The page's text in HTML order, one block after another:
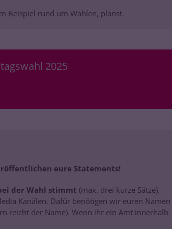
Beispiel rund um Wahlen, planst.
2025
eure Statements!
der Wahl stimmt (max. drei kurze Sätze).
Kanälen. Dafür benötigen wir euren Namen
reicht der Name). Wenn ihr ein Amt innerhalb